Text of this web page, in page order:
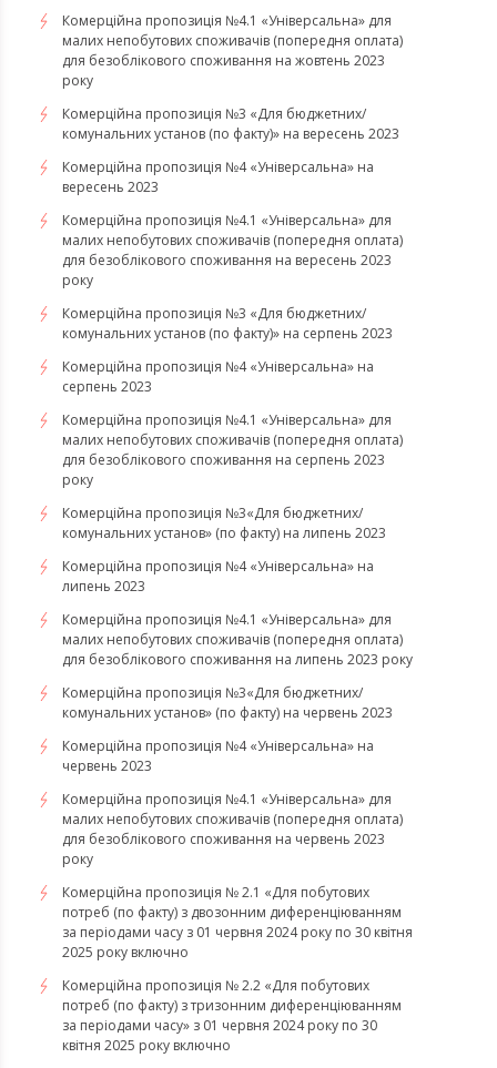
Комерційна пропозиція №4.1 «Універсальна» для
малих непобутових споживачів (попередня оплата)
для безоблікового споживання на жовтень 2023
року
Комерційна пропозиція №3 «Для бюджетних/
комунальних установ (по факту)» на вересень 2023
Комерційна пропозиція №4 «Універсальна» на
вересень 2023
Комерційна пропозиція №4.1 «Універсальна» для
малих непобутових споживачів (попередня оплата)
для безоблікового споживання на вересень 2023
року
Комерційна пропозиція №3 «Для бюджетних/
комунальних установ (по факту)» на серпень 2023
Комерційна пропозиція №4 «Універсальна» на
серпень 2023
Комерційна пропозиція №4.1 «Універсальна» для
малих непобутових споживачів (попередня оплата)
для безоблікового споживання на серпень 2023
року
​​​​​​​Комерційна пропозиція №3«Для бюджетних/
комунальних установ» (по факту) на липень 2023
Комерційна пропозиція №4 «Універсальна» на
липень 2023
Комерційна пропозиція №4.1 «Універсальна» для
малих непобутових споживачів (попередня оплата)
для безоблікового споживання на липень 2023 року
Комерційна пропозиція №3«Для бюджетних/
комунальних установ» (по факту) на червень 2023
Комерційна пропозиція №4 «Універсальна» на
червень 2023
Комерційна пропозиція №4.1 «Універсальна» для
малих непобутових споживачів (попередня оплата)
для безоблікового споживання на червень 2023
року
Комерційна пропозиція № 2.1 «Для побутових
потреб (по факту) з двозонним диференціюванням
за періодами часу з 01 червня 2024 року по 30 квітня
2025 року включно
Комерційна пропозиція № 2.2 «Для побутових
потреб (по факту) з тризонним диференціюванням
за періодами часу» з 01 червня 2024 року по 30
квітня 2025 року включно